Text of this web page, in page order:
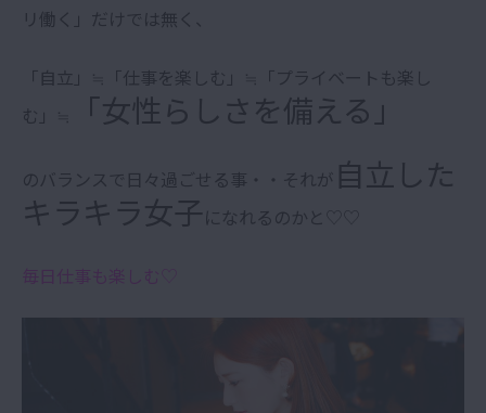
リ働く」だけでは無く、
「自立」≒「仕事を楽しむ」≒「プライベートも楽し
む」≒
「女性らしさを備える」
のバランスで日々過ごせる事・・それが 自立した
キラキラ女子になれるのかと♡♡
毎日仕事も楽しむ♡